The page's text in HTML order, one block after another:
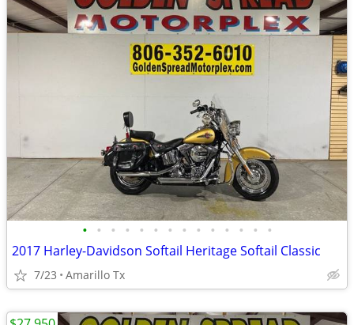
• • • • • • • • • • • • • •
2017 Harley-Davidson Softail Heritage Softail Classic
7/23 Amarillo Tx